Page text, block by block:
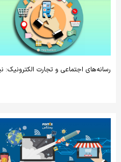
رسانه‌های اجتماعی و تجارت